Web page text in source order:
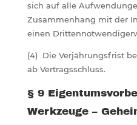
sich auf alle
Zusammenhang mit der
einen
(4) Die Verjährungsfrist
ab Vertragsschluss.
§ 9
Werkzeuge –